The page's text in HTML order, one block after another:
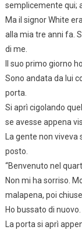
semplicemente qui;
Ma il signor White
alla mia tre anni fa.
di me.
Il suo primo giorno
Sono andata da lui
porta.
Si aprì cigolando
se avesse appena
La gente non
posto.
“Benvenuto nel
Non mi ha sorriso.
malapena, poi
Ho bussato di
La porta si aprì